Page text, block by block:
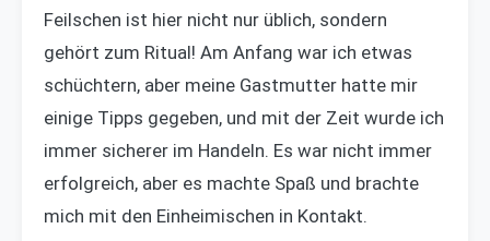
Feilschen ist hier nicht nur üblich, sondern
gehört zum Ritual! Am Anfang war ich etwas
schüchtern, aber meine Gastmutter hatte mir
einige Tipps gegeben, und mit der Zeit wurde ich
immer sicherer im Handeln. Es war nicht immer
erfolgreich, aber es machte Spaß und brachte
mich mit den Einheimischen in Kontakt.